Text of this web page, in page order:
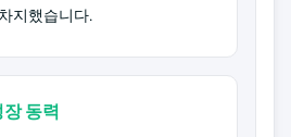
지했습니다.
동력